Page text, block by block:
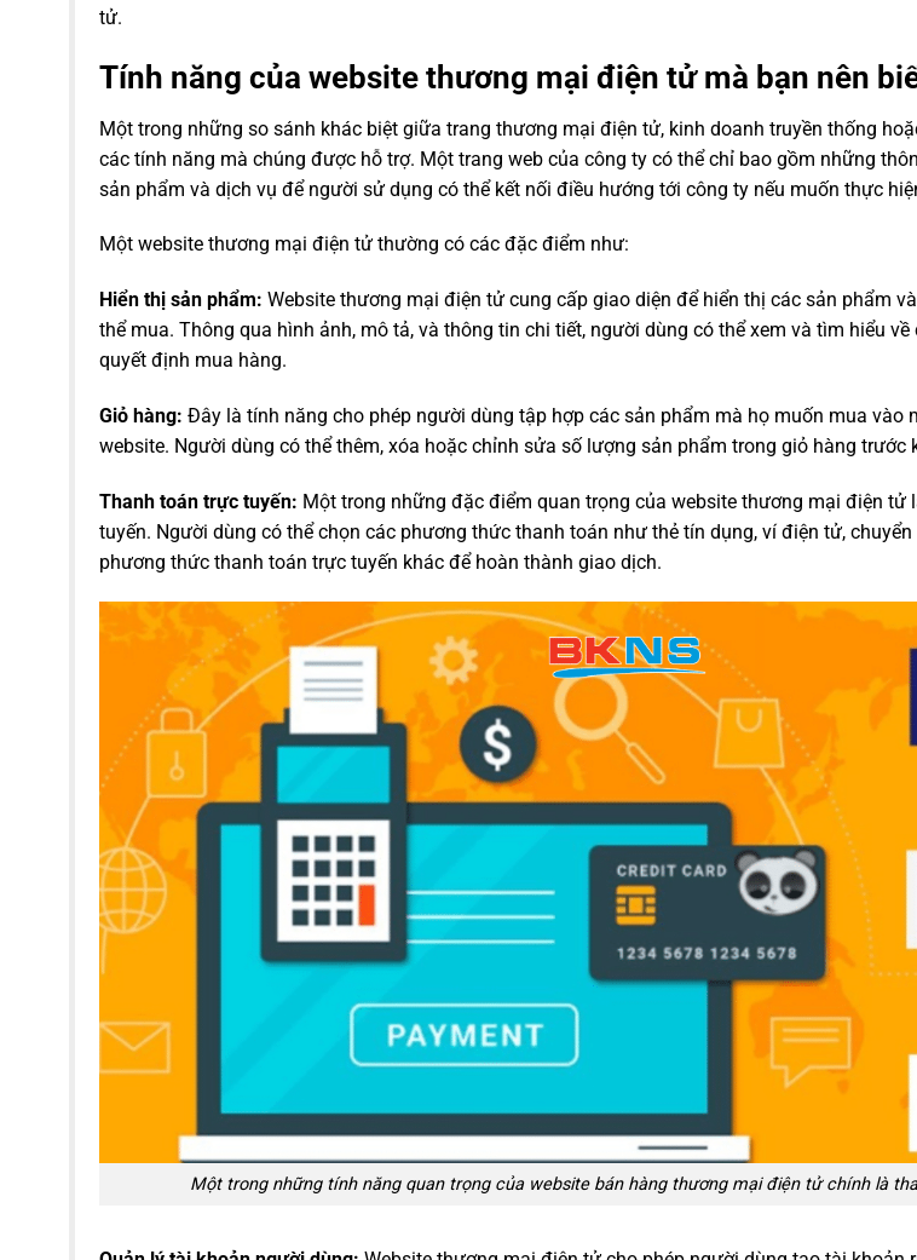
tử.
Tính năng của website thương mại điện tử mà bạn nên
Một trong những so sánh khác biệt giữa trang thương mại điện tử, kinh doanh truyền thống
các tính năng mà chúng được hỗ trợ. Một trang web của công ty có thể chỉ bao gồm những
sản phẩm và dịch vụ để người sử dụng có thể kết nối điều hướng tới công ty nếu muốn thực
Một website thương mại điện tử thường có các đặc điểm như:
Hiển thị sản phẩm: Website thương mại điện tử cung cấp giao diện để hiển thị các sản phẩm
thể mua. Thông qua hình ảnh, mô tả, và thông tin chi tiết, người dùng có thể xem và tìm hiểu
quyết định mua hàng.
Giỏ hàng: Đây là tính năng cho phép người dùng tập hợp các sản phẩm mà họ muốn mua vào
website. Người dùng có thể thêm, xóa hoặc chỉnh sửa số lượng sản phẩm trong giỏ hàng trước
Thanh toán trực tuyến: Một trong những đặc điểm quan trọng của website thương mại điện tử
tuyến. Người dùng có thể chọn các phương thức thanh toán như thẻ tín dụng, ví điện tử,
phương thức thanh toán trực tuyến khác để hoàn thành giao dịch.
Một trong những tính năng quan trọng của website bán hàng thương mại điện tử chính là